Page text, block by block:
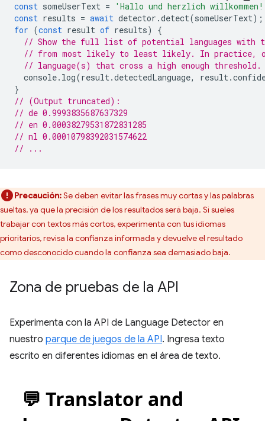
const someUserText =
'Hallo und herzlich
const results = await detector .detect(someUserText);
for (const result of results)
{
// Show the full list of potential languages with
// from most likely to least likely. In practice,
// language(s) that cross a high enough threshold.
console. log(result.detectedLanguage, result.
}
// (Output truncated):
// de 0.9993835687637329
// en 0.00038279531872831285
// nl 0.00010798392031574622
// ...
Precaución:Se deben evitar las frases muy cortas y las palabras
sueltas, ya que la precisión de los resultados será baja. Si sueles
trabajar con textos más cortos, experimenta con tus idiomas
prioritarios, revisa la confianza informada y devuelve el resultado
como desconocido cuando la confianza sea demasiado baja.
Zona de pruebas de la API
Experimenta con la API de Language Detector en
nuestro parque de juegos de la API. Ingresa texto
escrito en diferentes idiomas en el área de texto.